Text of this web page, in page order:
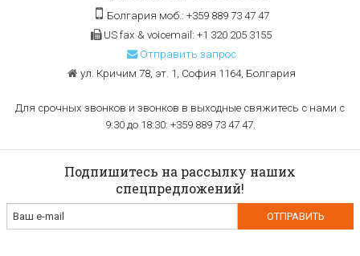
Болгария моб.: +359 889 73 47 47
US fax & voicemail: +1 320 205 3155
Отправить запрос
ул. Кричим 78, эт. 1, София 1164, Болгария
Для срочных звонков и звонков в выходные свяжитесь с нами с
9:30 до 18:30: +359 889 73 47 47.
Подпишитесь на рассылку наших
спецпредложений!